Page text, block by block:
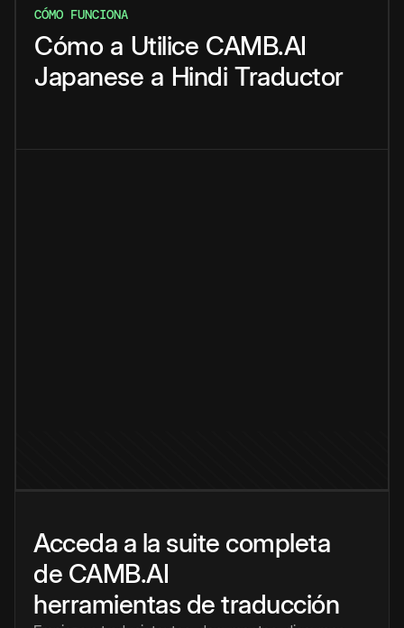
CÓMO FUNCIONA
Cómo a Utilice CAMB.AI
Japanese a Hindi Traductor
Acceda a la suite completa
de CAMB.AI
herramientas de traducción